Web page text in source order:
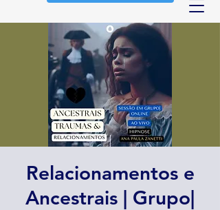
Relacionamentos e
Ancestrais | Grupo|